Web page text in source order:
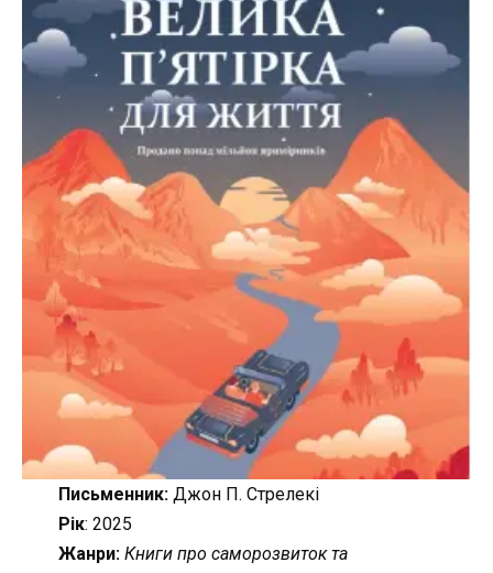
Письменник:Джон П. Стрелекі
Рік: 2025
Жанри: Книги про саморозвиток та